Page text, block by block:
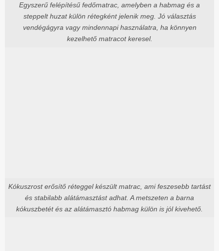
Egyszerű felépítésű fedőmatrac, amelyben a habmag és a
steppelt huzat külön rétegként jelenik meg. Jó választás
vendégágyra vagy mindennapi használatra, ha könnyen
kezelhető matracot keresel.
Kókuszrost erősítő réteggel készült matrac, ami feszesebb tartást
és stabilabb alátámasztást adhat. A metszeten a barna
kókuszbetét és az alátámasztó habmag külön is jól kivehető.